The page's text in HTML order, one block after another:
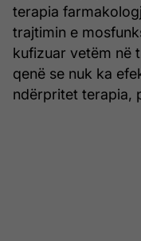
terapia
trajtimin e
kufizuar vetëm në
qenë se nuk ka
ndërpritet terapia,